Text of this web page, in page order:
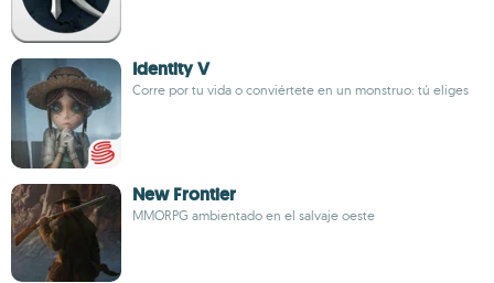
Identity V
Corre por tu vida o conviértete en un monstruo: tú eliges
New Frontier
MMORPG ambientado en el salvaje oeste